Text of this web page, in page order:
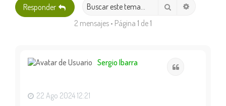
Responder Buscar
2 mensajes • Página 1 de1
Sergio Ibarra
22 Ago 2024 12:21